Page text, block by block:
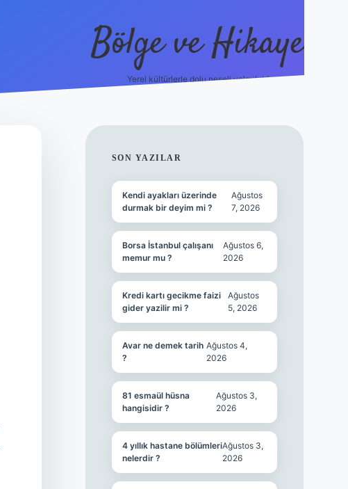
Bölge ve Hikaye
Yerel kültürlerle dolu neşeli yolculuk!
SIDEBAR
SON YAZILAR
Kendi ayakları üzerinde
durmak bir deyim mi ?
Ağustos
7, 2026
Borsa İstanbul çalışanı
memur mu ?
Ağustos 6,
2026
Kredi kartı gecikme faizi
gider yazilir mi ?
Ağustos
5, 2026
Avar ne demek tarih
?
Ağustos 4,
2026
81 esmaül hüsna
hangisidir ?
Ağustos 3,
2026
4 yıllık hastane bölümleri
nelerdir ?
Ağustos 3,
2026
grand opera bet